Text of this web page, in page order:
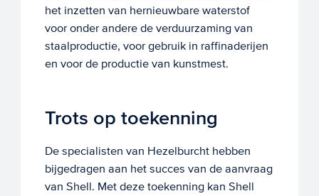
het inzetten van hernieuwbare waterstof
voor onder andere de verduurzaming van
staalproductie, voor gebruik in raffinaderijen
en voor de productie van kunstmest.
Trots op toekenning
De specialisten van Hezelburcht hebben
bijgedragen aan het succes van de aanvraag
van Shell. Met deze toekenning kan Shell